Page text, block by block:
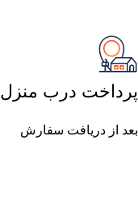
پرداخت درب منزل
بعد از دریافت سفارش